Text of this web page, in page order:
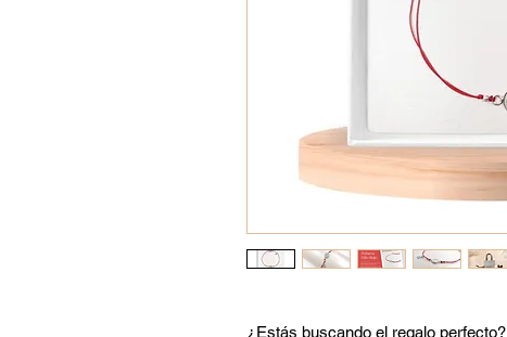
¿Estás buscando el regalo perfecto?